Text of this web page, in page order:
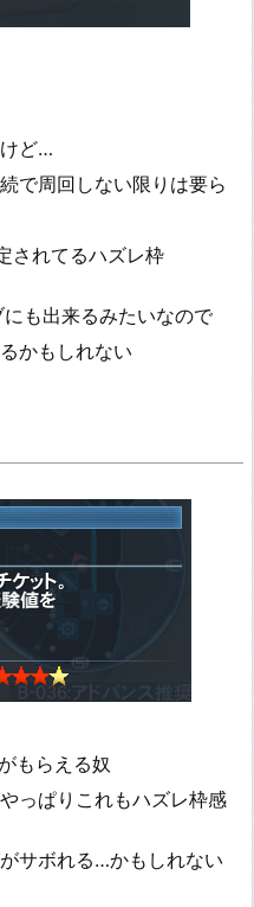
ど…
で周回しない限りは要ら
されてるハズレ枠
も出来るみたいなので
かもしれない
もらえる奴
っぱりこれもハズレ枠感
サボれる…かもしれない